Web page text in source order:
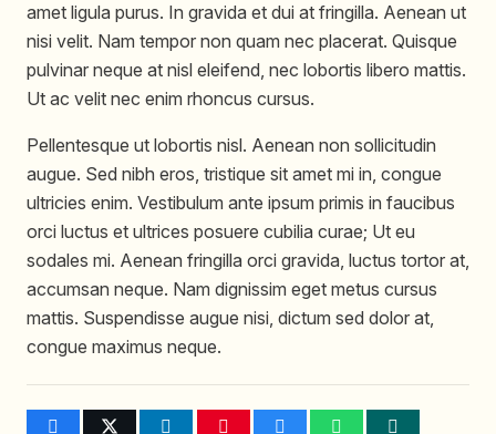
amet ligula purus. In gravida et dui at fringilla. Aenean ut
nisi velit. Nam tempor non quam nec placerat. Quisque
pulvinar neque at nisl eleifend, nec lobortis libero mattis.
Ut ac velit nec enim rhoncus cursus.
Pellentesque ut lobortis nisl. Aenean non sollicitudin
augue. Sed nibh eros, tristique sit amet mi in, congue
ultricies enim. Vestibulum ante ipsum primis in faucibus
orci luctus et ultrices posuere cubilia curae; Ut eu
sodales mi. Aenean fringilla orci gravida, luctus tortor at,
accumsan neque. Nam dignissim eget metus cursus
mattis. Suspendisse augue nisi, dictum sed dolor at,
congue maximus neque.